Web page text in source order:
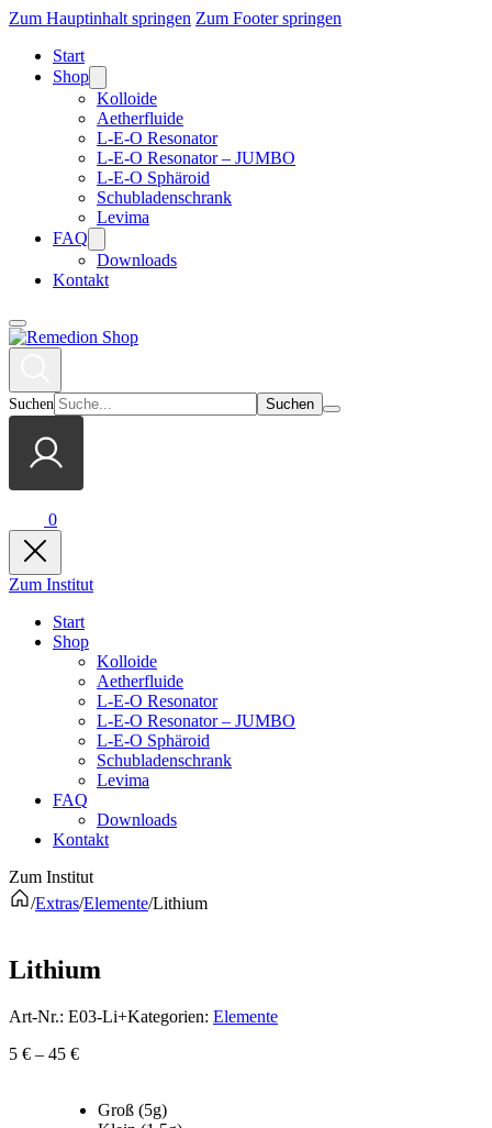
Zum Hauptinhalt springen Zum Footer springen
Start
Shop
Kolloide
Aetherfluide
L-E-O Resonator
L-E-O Resonator – JUMBO
L-E-O Sphäroid
Schubladenschrank
Levima
FAQ
Downloads
Kontakt
Suchen
0
Zum Institut
Start
Shop
Kolloide
Aetherfluide
L-E-O Resonator
L-E-O Resonator – JUMBO
L-E-O Sphäroid
Schubladenschrank
Levima
FAQ
Downloads
Kontakt
Zum Institut
/Extras/Elemente/Lithium
Lithium
Art-Nr.: E03-Li+Kategorien: Elemente
5 € – 45 €
Groß (5g)